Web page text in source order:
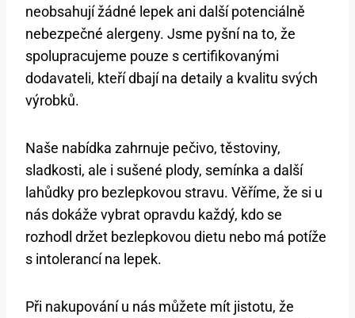
neobsahují žádné lepek ani další potenciálně
nebezpečné alergeny. Jsme pyšní na to, že
spolupracujeme pouze s certifikovanými
dodavateli, kteří dbají na detaily a kvalitu svých
výrobků.
Naše nabídka zahrnuje pečivo, těstoviny,
sladkosti, ale i sušené plody, semínka a další
lahůdky pro bezlepkovou stravu. Věříme, že si u
nás dokáže vybrat opravdu každý, kdo se
rozhodl držet bezlepkovou dietu nebo má potíže
s intolerancí na lepek.
Při nakupování u nás můžete mít jistotu, že